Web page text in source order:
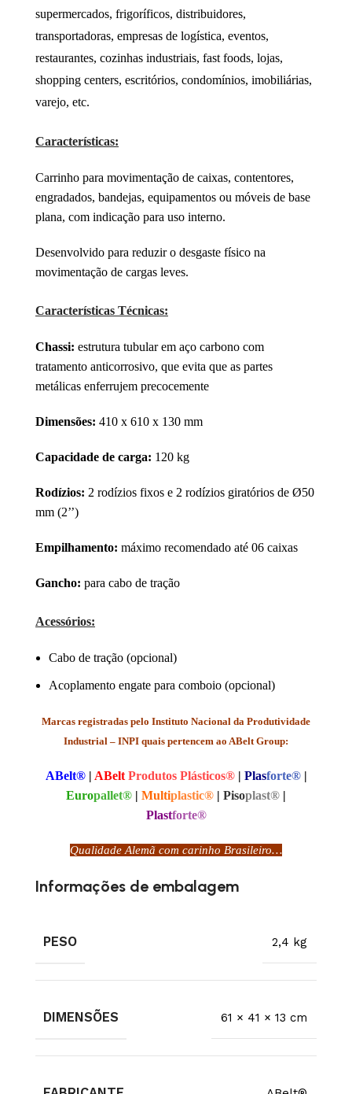
supermercados, frigoríficos, distribuidores,
transportadoras, empresas de logística, eventos,
restaurantes, cozinhas industriais, fast foods, lojas,
shopping centers, escritórios, condomínios, imobiliárias,
varejo, etc.
Características:
Carrinho para movimentação de caixas, contentores,
engradados, bandejas, equipamentos ou móveis de base
plana, com indicação para uso interno.
Desenvolvido para reduzir o desgaste físico na
movimentação de cargas leves.
Características Técnicas:
Chassi: estrutura tubular em aço carbono com
tratamento anticorrosivo, que evita que as partes
metálicas enferrujem precocemente
Dimensões: 410 x 610 x 130 mm
Capacidade de carga: 120 kg
Rodízios: 2 rodízios fixos e 2 rodízios giratórios de Ø50
mm (2’’)
Empilhamento: máximo recomendado até 06 caixas
Gancho: para cabo de tração
Acessórios:
Cabo de tração (opcional)
Acoplamento engate para comboio (opcional)
Marcas registradas pelo Instituto Nacional da Produtividade
Industrial – INPI quais pertencem ao ABelt Group:
ABelt®| ABelt Produtos Plásticos®| Plasforte® |
Europallet® | Multiplastic® | Pisoplast® |
Plastforte®
Qualidade Alemã com carinho Brasileiro…
Informações de embalagem
PESO 2,4 kg
DIMENSÕES 61 × 41 × 13 cm